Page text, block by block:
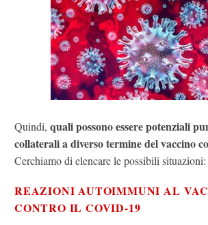
Quindi, quali possono essere potenziali
collaterali a diverso termine del vaccino
Cerchiamo di elencare le possibili situazioni:
REAZIONI AUTOIMMUNI AL
CONTRO IL COVID-19